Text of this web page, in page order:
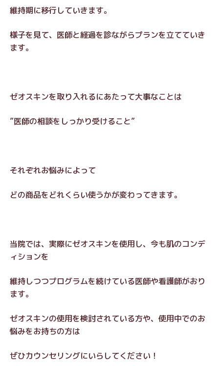
維持期に移行していきます。
様子を見て、医師と経過を診ながらプランを立てていき
ます。
ゼオスキンを取り入れるにあたって大事なことは
”医師の相談をしっかり受けること”
それぞれお悩みによって
どの商品をどれくらい使うかが変わってきます。
当院では、実際にゼオスキンを使用し、今も肌のコンデ
ィションを
維持しつつプログラムを続けている医師や看護師がおり
ます。
ゼオスキンの使用を検討されている方や、使用中でのお
悩みをお持ちの方は
ぜひカウンセリングにいらしてください！